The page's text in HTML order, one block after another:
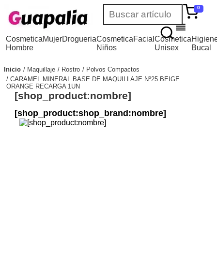
0
Cosmetica
Hombre
MujerDrogueriaCosmetica
Niños
FacialCosmetica
Unisex
Bucal
Inicio Maquillaje Rostro
Polvos Compactos
CARAMEL MINERAL BASE DE MAQUILLAJE Nº25 BEIGE
ORANGE RECARGA 1UN
[shop_product:nombre]
[shop_product:shop_brand:nombre]